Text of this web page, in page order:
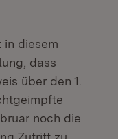
in diesem
dass
über den 1.
noch die